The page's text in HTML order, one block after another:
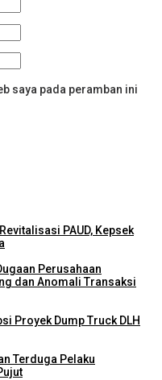
saya pada peramban ini
PAUD, Kepsek
Perusahaan
dan Anomali Transaksi
Proyek Dump Truck DLH
Terduga Pelaku